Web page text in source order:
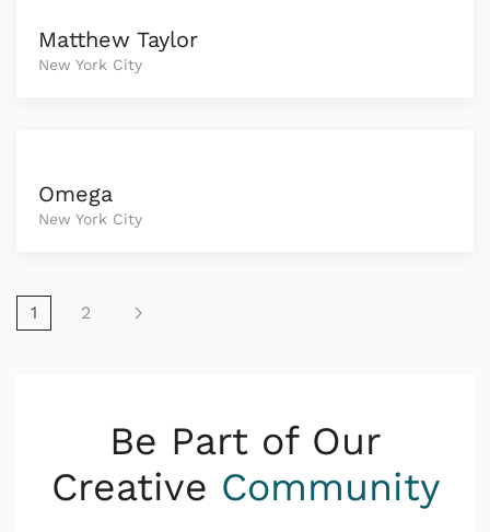
Matthew Taylor
New York City
Omega
New York City
1 2
Be Part of Our
Creative Community